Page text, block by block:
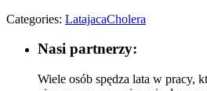
Categories: LatajacaCholera
Nasi partnerzy:
Wiele osób spędza lata w pracy,